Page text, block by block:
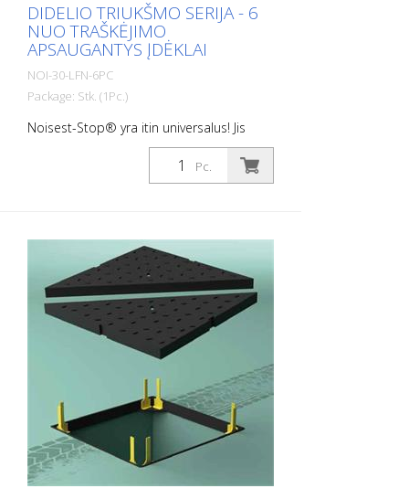
DIDELIO TRIUKŠMO SERIJA - 6
NUO TRAŠKĖJIMO
APSAUGANTYS ĮDĖKLAI
NOI-30-LFN-6PC
Package: Stk. (1Pc.)
Noisest-Stop® yra itin universalus! Jis
lengvai pritaikomas prie visų rinkoje
esančių šulinių dangčių. DIDŽIAUSIAS
TRŪKUMAS - skirtas šulinių dangčiams,
lengvųjų automobilių ir sunkvežimių eismo
intensyvumo, garso izoliacijai. Šiuo atveju
tarpas tarp rėmo ir dangčio bei dangčio
deformacija yra ryškesnė. Pakuotės
vienetas: Pakuotė: 6 vnt. Sienelės storis:
Sienelės storis: 3,0 mm Matmenys: 1,5
mm skersmens, 2,5 mm skersmens, 3,5
mm skersmens, 4,5 mm skersmens, 5,5
mm skersmens: Dydis: 20 x 60 x 160 mm
Spalva: juoda Juoda Medžiaga: juoda
Long-Life® Kietumas: 80 Sh, ilgaamžis,
ilgaamžis, ilgaamžis, ilgaamžis. Taikymo
sritis: C250 + D400 Tipinės taikymo sritys:
- Vidutinio ir intensyvaus eismo keliai
Pc.